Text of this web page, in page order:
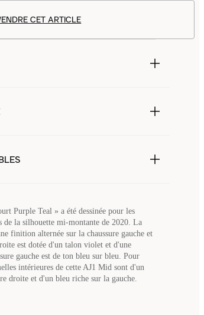
CET ARTICLE
Purple Teal » a été dessinée pour les
de la silhouette mi-montante de 2020. La
finition alternée sur la chaussure gauche et
est dotée d'un talon violet et d'une
gauche est de ton bleu sur bleu. Pour
intérieures de cette AJ1 Mid sont d'un
droite et d'un bleu riche sur la gauche.